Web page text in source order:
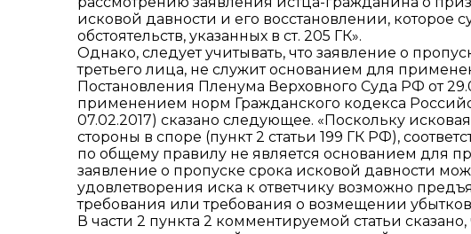
исковой давности и его восстановлении, которое
обстоятельств, указанных в ст. 205 ГК».
Однако, следует учитывать, что заявление о
третьего лица, не служит основанием для
Постановления Пленума Верховного Суда РФ от
применением норм Гражданского кодекса
07.02.2017) сказано следующее. «Поскольку
стороны в споре (пункт 2 статьи 199 ГК РФ),
по общему правилу не является основанием для
заявление о пропуске срока исковой давности
удовлетворения иска к ответчику возможно
требования или требования о возмещении
В части 2 пункта 2 комментируемой статьи